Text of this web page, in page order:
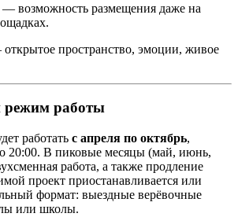
— возможность размещения даже на
пространство, эмоции, живое
режим работы
работать с апреля по октябрь,
20:00. В пиковые месяцы (май, июнь,
работа, а также продление
проект приостанавливается или
формат: выездные верёвочные
или школы.